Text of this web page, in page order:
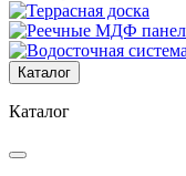
Каталог
Каталог